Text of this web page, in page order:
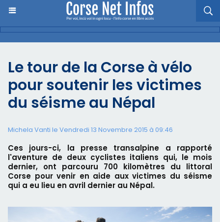
Le tour de la Corse à vélo
pour soutenir les victimes
du séisme au Népal
Michela Vanti le Vendredi 13 Novembre 2015 à 09:46
Ces jours-ci, la presse transalpine a rapporté
l'aventure de deux cyclistes italiens qui, le mois
dernier, ont parcouru 700 kilomètres du littoral
Corse pour venir en aide aux victimes du séisme
qui a eu lieu en avril dernier au Népal.